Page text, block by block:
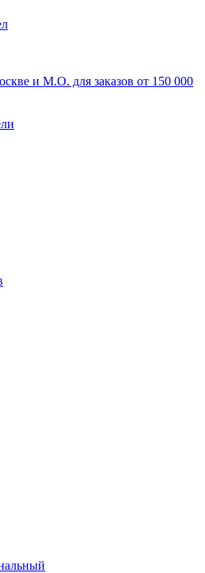
и М.О. для заказов от 150 000